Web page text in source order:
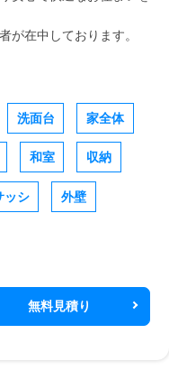
が在中しております。
洗面台 家全体
和室 収納
ッシ 外壁
無料見積り